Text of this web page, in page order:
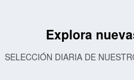
Explora
SELECCIÓN DIARIA DE